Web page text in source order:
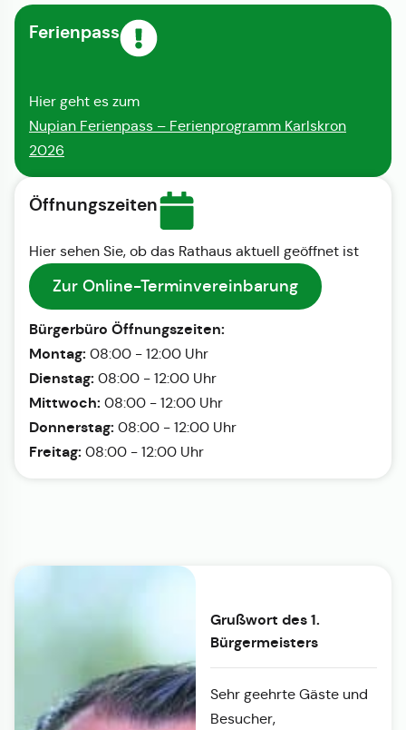
Ferienpass
Hier geht es zum
Nupian Ferienpass – Ferienprogramm Karlskron
2026
Öffnungszeiten
Hier sehen Sie, ob das Rathaus aktuell geöffnet ist
Zur Online-Terminvereinbarung
Bürgerbüro Öffnungszeiten:
Montag: 08:00 - 12:00 Uhr
Dienstag: 08:00 - 12:00 Uhr
Mittwoch: 08:00 - 12:00 Uhr
Donnerstag: 08:00 - 12:00 Uhr
Freitag: 08:00 - 12:00 Uhr
Grußwort des 1.
Bürgermeisters
Sehr geehrte Gäste und
Besucher,